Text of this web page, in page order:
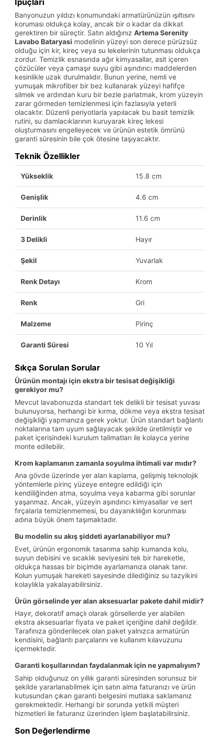
Banyonuzun yıldızı konumundaki armatürünüzün ışıltısını
koruması oldukça kolay, ancak bir o kadar da dikkat
gerektiren bir süreçtir. Satın aldığınız Artema Serenity
Lavabo Bataryasi modelinin yüzeyi son derece pürüzsüz
olduğu için kir, kireç veya su lekelerinin tutunması oldukça
zordur. Temizlik esnasında ağır kimyasallar, asit içeren
çözücüler veya çamaşır suyu gibi aşındırıcı maddelerden
kesinlikle uzak durulmalıdır. Bunun yerine, nemli ve
yumuşak mikrofiber bir bez kullanarak yüzeyi hafifçe
silmek ve ardından kuru bir bezle parlatmak, krom yüzeyin
zarar görmeden temizlenmesi için fazlasıyla yeterli
olacaktır. Düzenli periyotlarla yapılacak bu basit temizlik
rutini, su damlacıklarının kuruyarak kireç lekesi
oluşturmasını engelleyecek ve ürünün estetik ömrünü
garanti süresinin bile çok ötesine taşıyacaktır.
Teknik Özellikler
Yükseklik 15.8 cm
Genişlik 4.6 cm
Derinlik 11.6 cm
3 Delikli Hayır
Şekil Yuvarlak
Renk Detayı Krom
Renk Gri
Malzeme Pirinç
Garanti Süresi 10 Yıl
Sıkça Sorulan Sorular
Ürünün montajı için ekstra bir tesisat değişikliği
gerekiyor mu?
Mevcut lavabonuzda standart tek delikli bir tesisat yuvası
bulunuyorsa, herhangi bir kırma, dökme veya ekstra tesisat
değişikliği yapmanıza gerek yoktur. Ürün standart bağlantı
noktalarına tam uyum sağlayacak şekilde üretilmiştir ve
paket içerisindeki kurulum talimatları ile kolayca yerine
monte edilebilir.
Krom kaplamanın zamanla soyulma ihtimali var mıdır?
Ana gövde üzerinde yer alan kaplama, gelişmiş teknolojik
yöntemlerle pirinç yüzeye entegre edildiği için
kendiliğinden atma, soyulma veya kabarma gibi sorunlar
yaşanmaz. Ancak, yüzeyin aşındırıcı kimyasallar ve sert
fırçalarla temizlenmemesi, bu dayanıklılığın korunması
adına büyük önem taşımaktadır.
Bu modelin su akış şiddeti ayarlanabiliyor mu?
Evet, ürünün ergonomik tasarıma sahip kumanda kolu,
suyun debisini ve sıcaklık seviyesini tek bir hareketle,
oldukça hassas bir biçimde ayarlamanıza olanak tanır.
Kolun yumuşak hareketi sayesinde dilediğiniz su tazyikini
kolaylıkla yakalayabilirsiniz.
Ürün görselinde yer alan aksesuarlar pakete dahil midir?
Hayır, dekoratif amaçlı olarak görsellerde yer alabilen
ekstra aksesuarlar fiyata ve paket içeriğine dahil değildir.
Tarafınıza gönderilecek olan paket yalnızca armatürün
kendisini, bağlantı parçalarını ve kullanım kılavuzunu
içermektedir.
Garanti koşullarından faydalanmak için ne yapmalıyım?
Sahip olduğunuz on yıllık garanti süresinden sorunsuz bir
şekilde yararlanabilmek için satın alma faturanızı ve ürün
kutusundan çıkan garanti belgesini mutlaka saklamanız
gerekmektedir. Herhangi bir sorunda yetkili müşteri
hizmetleri ile faturanız üzerinden işlem başlatabilirsiniz.
Son Değerlendirme